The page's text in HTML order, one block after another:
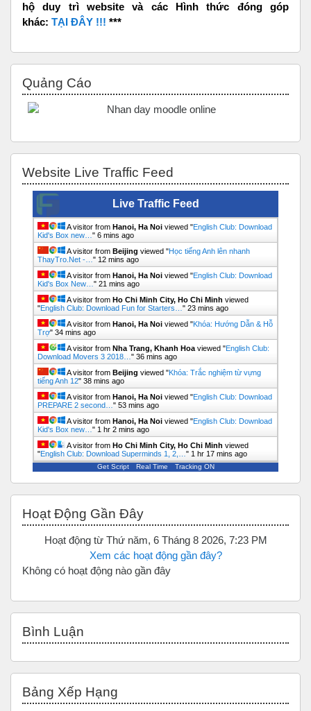
hộ duy trì website và các Hình thức đóng góp
khác: TẠI ĐÂY !!! ***
Quảng Cáo
Website Live Traffic Feed
Live Traffic Feed
A visitor from Hanoi, Ha Noi viewed "English Club: Download
Kid's Box new… " 6 mins ago
A visitor from Beijing viewed "Học tiếng Anh lên nhanh
ThayTro.Net -… " 12 mins ago
A visitor from Hanoi, Ha Noi viewed "English Club: Download
Kid's Box New… " 22 mins ago
A visitor from Ho Chi Minh City, Ho Chi Minh viewed
"English Club: Download Fun for Starters… " 23 mins ago
A visitor from Hanoi, Ha Noi viewed "Khóa: Hướng Dẫn & Hỗ
Trợ" 34 mins ago
A visitor from Nha Trang, Khanh Hoa viewed "English Club:
Download Movers 3 2018… " 36 mins ago
A visitor from Beijing viewed "Khóa: Trắc nghiệm từ vựng
tiếng Anh 12" 38 mins ago
A visitor from Hanoi, Ha Noi viewed "English Club: Download
PREPARE 2 second… " 53 mins ago
A visitor from Hanoi, Ha Noi viewed "English Club: Download
Kid's Box new… " 1 hr 2 mins ago
A visitor from Ho Chi Minh City, Ho Chi Minh viewed
"English Club: Download Superminds 1, 2,… " 1 hr 17 mins ago
Get Script Real Time Tracking ON
Hoạt Động Gần Đây
Hoạt động từ Thứ năm, 6 Tháng 8 2026, 7:23 PM
Xem các hoạt động gần đây?
Không có hoạt động nào gần đây
Bình Luận
Bảng Xếp Hạng